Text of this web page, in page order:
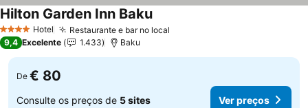
4 EstrelasHotel Restaurante e bar no local
Hilton Garden Inn BakuVer preços
9,4 Excelente 1.433 Baku
De € 80
Consulte os preços de 5 sites Ver preços